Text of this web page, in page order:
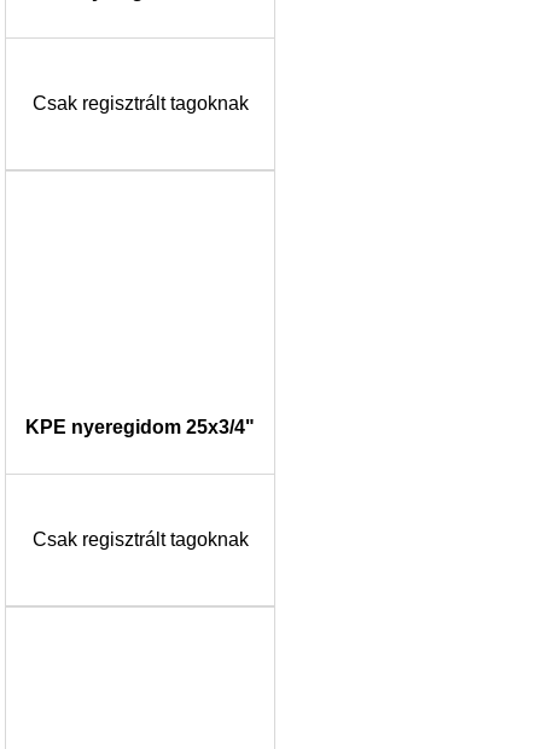
Csak regisztrált tagoknak
KPE nyeregidom 25x3/4"
Csak regisztrált tagoknak